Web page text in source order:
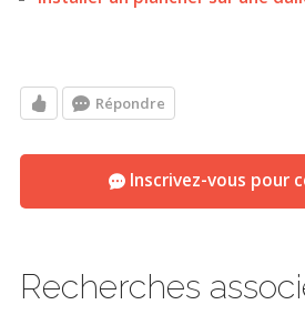
Répondre
Inscrivez-vous pour
Recherches